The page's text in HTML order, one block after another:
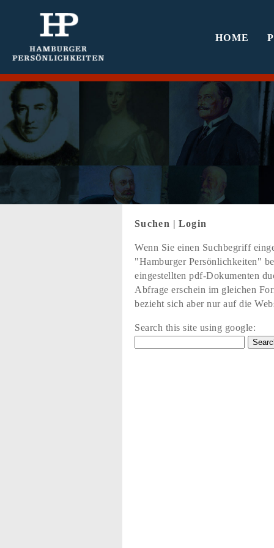
HOME
Suchen | Login
Wenn Sie einen Suchbegriff
"Hamburger Persönlichkeiten"
eingestellten pdf-Dokumenten
Abfrage erschein im gleichen
bezieht sich aber nur auf die
Search this site using google: